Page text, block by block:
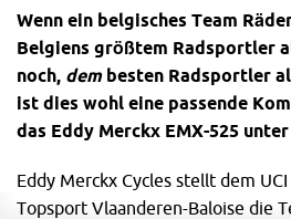
Wenn ein belgisches Team
Belgiens größtem Radsportler
noch, dembesten Radsportler
ist dies wohl eine passende
das Eddy Merckx EMX-525
Eddy Merckx Cycles stellt dem
Topsport Vlaanderen-Baloise die